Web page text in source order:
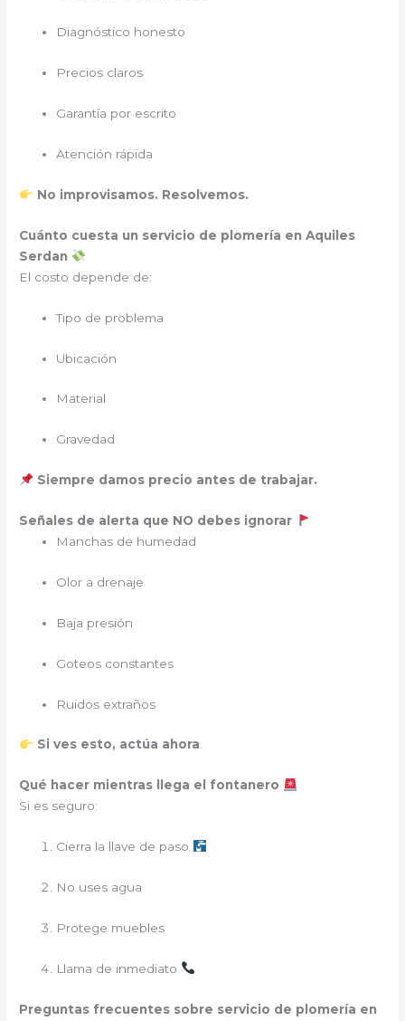
Diagnóstico honesto
Precios claros
Garantía por escrito
Atención rápida
No improvisamos. Resolvemos.
Cuánto cuesta un servicio de plomería en Aquiles
Serdan
El costo depende de:
Tipo de problema
Ubicación
Material
Gravedad
Siempre damos precio antes de trabajar.
Señales de alerta que NO debes ignorar
Manchas de humedad
Olor a drenaje
Baja presión
Goteos constantes
Ruidos extraños
Si ves esto, actúa ahora.
Qué hacer mientras llega el fontanero
Si es seguro:
Cierra la llave de paso
No uses agua
Protege muebles
Llama de inmediato
Preguntas frecuentes sobre servicio de plomería en